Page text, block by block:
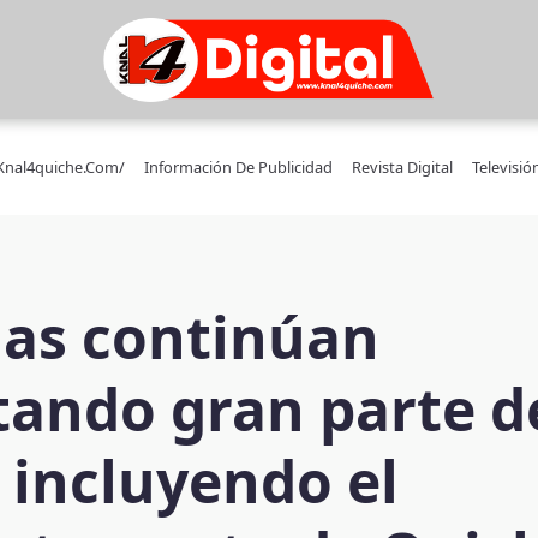
Información De Publicidad Revista Digital
continúan
gran parte
incluyendo el